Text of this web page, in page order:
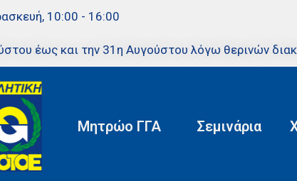
10:00 - 16:00
έως και την 31η Αυγούστου λόγω θερινών
Μητρώο ΓΓΑ Σεμινάρια